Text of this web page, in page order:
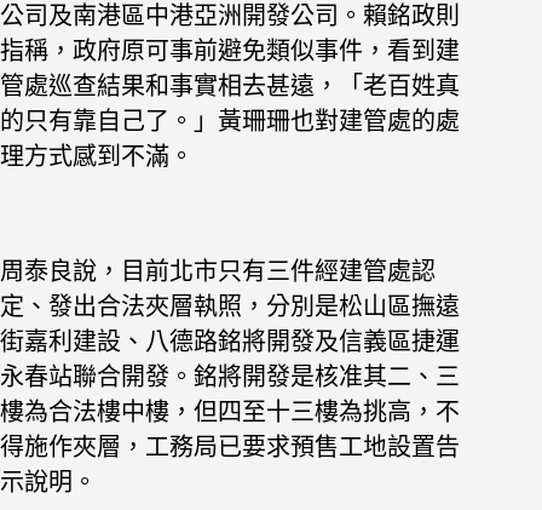
公司及南港區中港亞洲開發公司。賴銘政則
指稱，政府原可事前避免類似事件，看到建
管處巡查結果和事實相去甚遠，「老百姓真
的只有靠自己了。」黃珊珊也對建管處的處
理方式感到不滿。
周泰良說，目前北市只有三件經建管處認
定、發出合法夾層執照，分別是松山區撫遠
街嘉利建設、八德路銘將開發及信義區捷運
永春站聯合開發。銘將開發是核准其二、三
樓為合法樓中樓，但四至十三樓為挑高，不
得施作夾層，工務局已要求預售工地設置告
示說明。